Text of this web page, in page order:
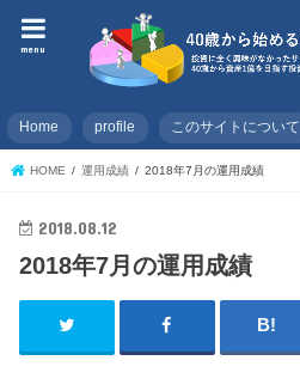
menu
Home profile このサイトについて
HOME 運用成績 2018年7月の運用成績
2018.08.12
2018年7月の運用成績